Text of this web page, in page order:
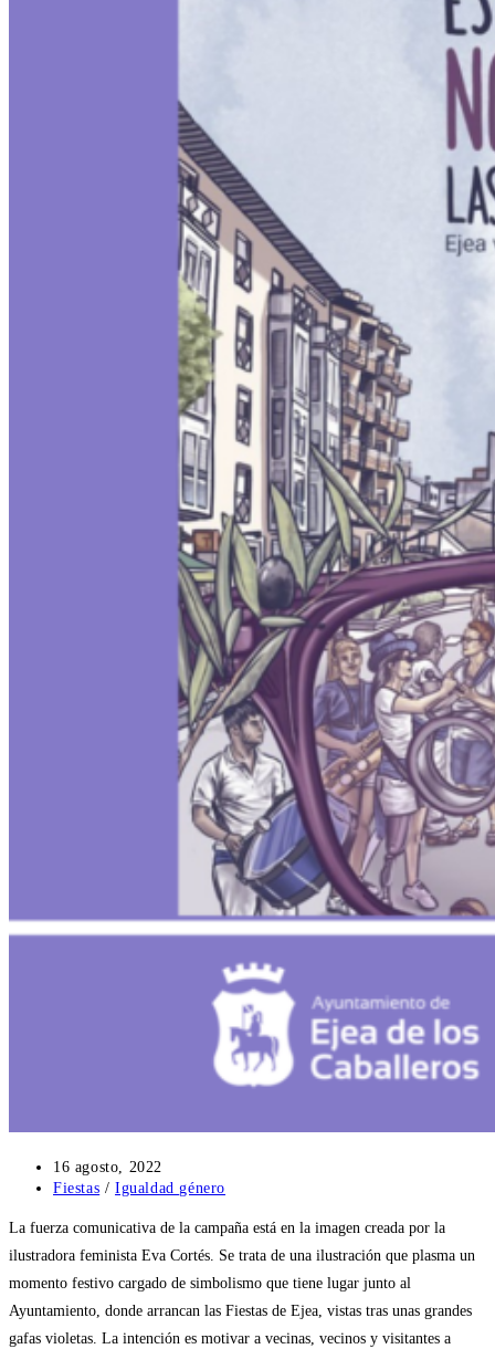
Publicación
de
entrada:
16 agosto, 2022
Categoría
la
entrada:
Fiestas / Igualdad género
La fuerza comunicativa de la campaña está en la imagen creada por la
ilustradora feminista Eva Cortés. Se trata de una ilustración que plasma un
momento festivo cargado de simbolismo que tiene lugar junto al
Ayuntamiento, donde arrancan las Fiestas de Ejea, vistas tras unas grandes
gafas violetas. La intención es motivar a vecinas, vecinos y visitantes a